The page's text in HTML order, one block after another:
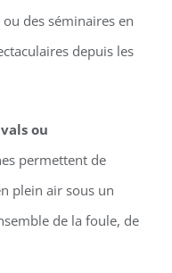
des séminaires en
depuis les
ou
permettent de
plein air sous un
de la foule, de